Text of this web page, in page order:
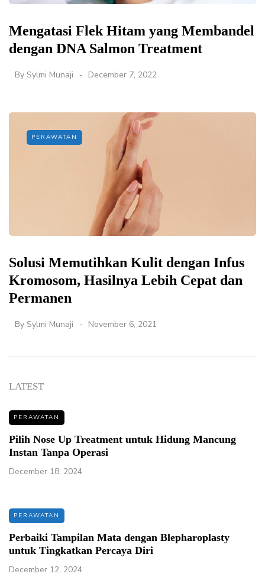
Mengatasi Flek Hitam yang Membandel
dengan DNA Salmon Treatment
By Sylmi Munaji December 7, 2022
PERAWATAN
Solusi Memutihkan Kulit dengan Infus
Kromosom, Hasilnya Lebih Cepat dan
Permanen
By Sylmi Munaji November 6, 2021
LATEST
PERAWATAN
Pilih Nose Up Treatment untuk Hidung Mancung
Instan Tanpa Operasi
December 18, 2024
PERAWATAN
Perbaiki Tampilan Mata dengan Blepharoplasty
untuk Tingkatkan Percaya Diri
December 12, 2024